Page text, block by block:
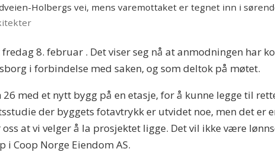
Holbergs vei, mens varemottaket er tegnet inn i
8. februar . Det viser seg nå at anmodningen har
i forbindelse med saken, og som deltok på møtet.
med et nytt bygg på en etasje, for å kunne legge til
der byggets fotavtrykk er utvidet noe, men det er
at vi velger å la prosjektet ligge. Det vil ikke være
Coop Norge Eiendom AS.